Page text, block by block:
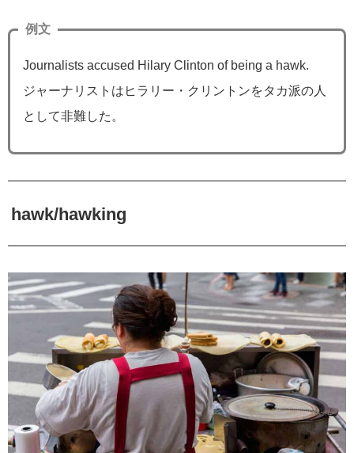
例文
Journalists accused Hilary Clinton of being a hawk.
ジャーナリストはヒラリー・クリントンをタカ派の人
として非難した。
hawk/hawking